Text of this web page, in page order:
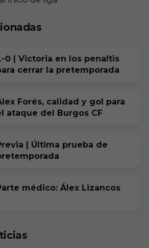
0 | Victoria en los penaltis
cerrar la pretemporada
Forés, calidad y gol para
ataque del Burgos CF
| Última prueba de
médico: Álex Lizancos